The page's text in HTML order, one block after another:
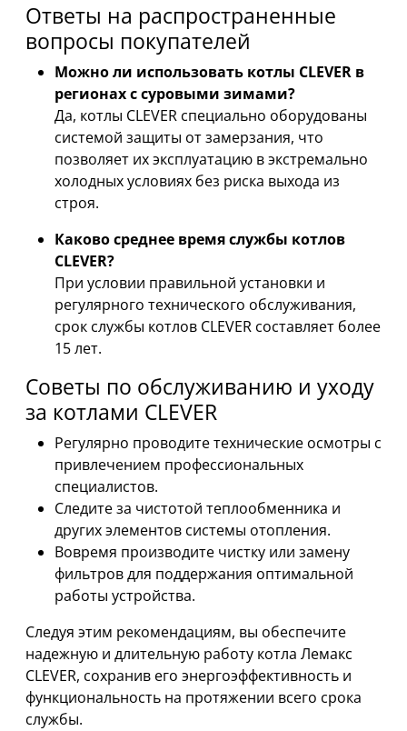
Ответы на распространенные
вопросы покупателей
Можно ли использовать котлы CLEVER в
регионах с суровыми зимами?
Да, котлы CLEVER специально оборудованы
системой защиты от замерзания, что
позволяет их эксплуатацию в экстремально
холодных условиях без риска выхода из
строя.
Каково среднее время службы котлов
CLEVER?
При условии правильной установки и
регулярного технического обслуживания,
срок службы котлов CLEVER составляет более
15 лет.
Советы по обслуживанию и уходу
за котлами CLEVER
Регулярно проводите технические осмотры с
привлечением профессиональных
специалистов.
Следите за чистотой теплообменника и
других элементов системы отопления.
Вовремя производите чистку или замену
фильтров для поддержания оптимальной
работы устройства.
Следуя этим рекомендациям, вы обеспечите
надежную и длительную работу котла Лемакс
CLEVER, сохранив его энергоэффективность и
функциональность на протяжении всего срока
службы.